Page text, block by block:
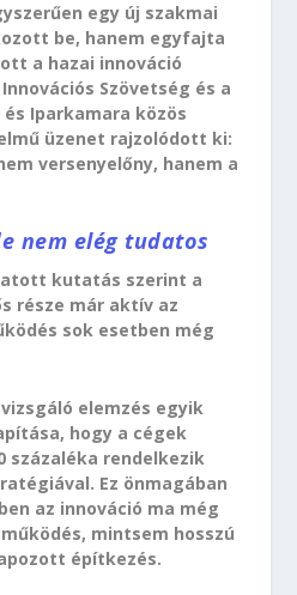
egy új szakmai
be, hanem egyfajta
a hazai innováció
Szövetség és a
Iparkamara közös
üzenet rajzolódott ki:
versenyelőny, hanem a
nem elég tudatos
kutatás szerint a
része már aktív az
sok esetben még
elemzés egyik
hogy a cégek
százaléka rendelkezik
Ez önmagában
az innováció ma még
mintsem hosszú
építkezés.